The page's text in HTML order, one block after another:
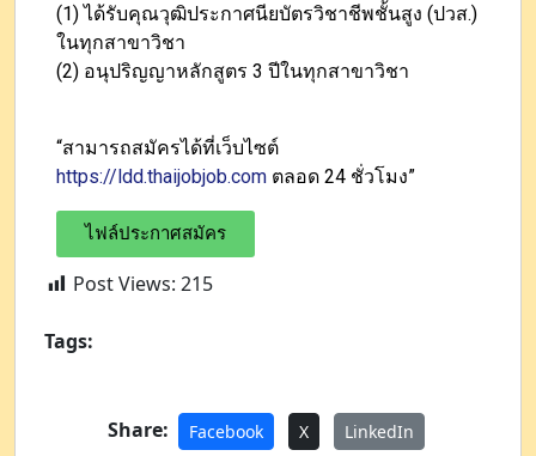
(1) ได้รับคุณวุฒิประกาศนียบัตรวิชาชีพชั้นสูง (ปวส.)
ในทุกสาขาวิชา
(2) อนุปริญญาหลักสูตร 3 ปีในทุกสาขาวิชา
“สามารถสมัครได้ที่เว็บไซต์
https://ldd.thaijobjob.com ตลอด 24 ชั่วโมง”
ไฟล์ประกาศสมัคร
Post Views: 215
Tags:
Share: Facebook X LinkedIn